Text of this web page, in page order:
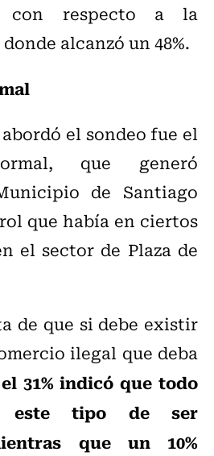
con respecto a la
alcanzó un 48%.
el sondeo fue el
que generó
de Santiago
que había en ciertos
el sector de Plaza de
de que si debe existir
ilegal que deba
el 31% indicó que todo
este tipo de ser
que un 10%